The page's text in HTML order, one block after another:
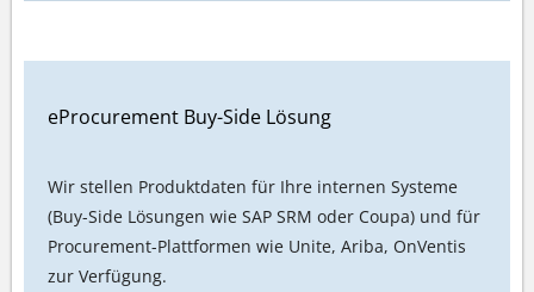
eProcurement Buy-Side Lösung
Wir stellen Produktdaten für Ihre internen Systeme
(Buy-Side Lösungen wie SAP SRM oder Coupa) und für
Procurement-Plattformen wie Unite, Ariba, OnVentis
zur Verfügung.